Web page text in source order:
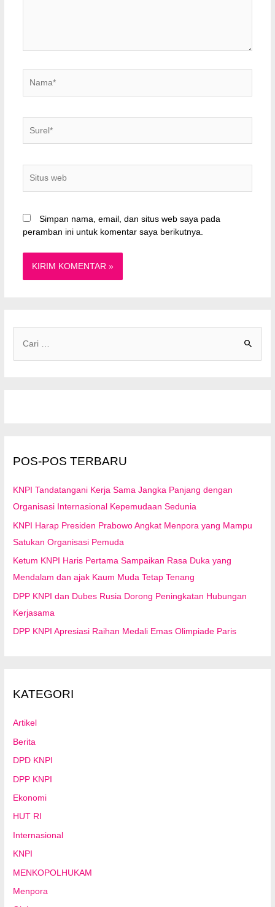
web
Simpan nama, email, dan situs web saya pada
peramban ini untuk komentar saya berikutnya.
kPOS-POS TERBARU
KNPI Tandatangani Kerja Sama Jangka Panjang dengan
Organisasi Internasional Kepemudaan Sedunia
KNPI Harap Presiden Prabowo Angkat Menpora yang Mampu
Satukan Organisasi Pemuda
Ketum KNPI Haris Pertama Sampaikan Rasa Duka yang
Mendalam dan ajak Kaum Muda Tetap Tenang
DPP KNPI dan Dubes Rusia Dorong Peningkatan Hubungan
Kerjasama
DPP KNPI Apresiasi Raihan Medali Emas Olimpiade Paris
KATEGORI
Artikel
Berita
DPD KNPI
DPP KNPI
Ekonomi
HUT RI
Internasional
KNPI
MENKOPOLHUKAM
Menpora